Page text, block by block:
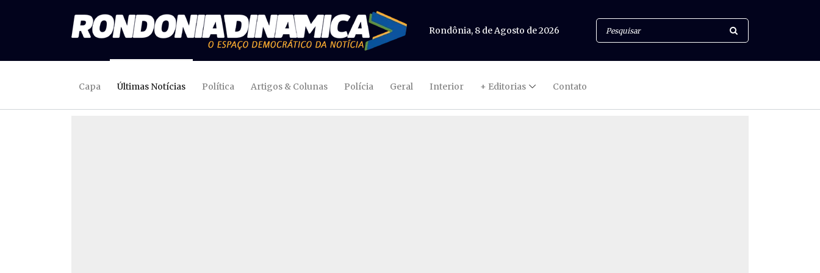
Rondônia, 8 de Agosto de 2026
Capa Últimas Notícias Política Artigos & Colunas Polícia Geral Interior + Editorias Contato